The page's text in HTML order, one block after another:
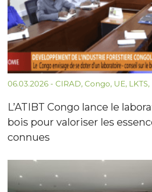
06.03.2026 - CIRAD, Congo, UE, LKTS,
L’ATIBT Congo lance le
bois pour valoriser les
connues